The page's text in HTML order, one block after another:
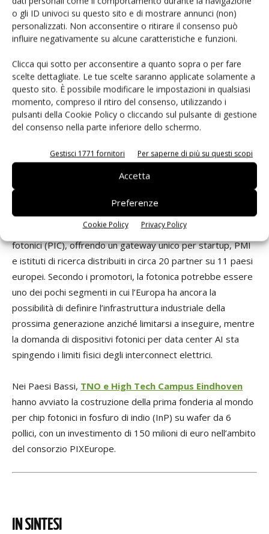
o gli ID univoci su questo sito e di mostrare annunci (non)
personalizzati. Non acconsentire o ritirare il consenso può
influire negativamente su alcune caratteristiche e funzioni.
Clicca qui sotto per acconsentire a quanto sopra o per fare
scelte dettagliate. Le tue scelte saranno applicate solamente a
questo sito. È possibile modificare le impostazioni in qualsiasi
momento, compreso il ritiro del consenso, utilizzando i
pulsanti della Cookie Policy o cliccando sul pulsante di gestione
del consenso nella parte inferiore dello schermo.
Gestisci 1771 fornitori Per saperne di più su questi scopi
Accetta
Preferenze
Cookie Policy Privacy Policy
rischi di roadmap per chi ha scommesso su graphene o
MoS₂ senza considerare l’interfaccia.
EUROPA
sovranità
, coordinata dall’istituto ICFO di
Barcellona e dotata di oltre 400 milioni di euro, punta a
collegare ricerca e produzione pilota per i circuiti integrati
fotonici (PIC), offrendo un gateway unico per startup, PMI
e istituti di ricerca distribuiti in circa 20 partner su 11 paesi
europei. Secondo i promotori, la fotonica potrebbe essere
uno dei pochi segmenti in cui l’Europa ha ancora la
possibilità di definire l’infrastruttura industriale della
prossima generazione anziché limitarsi a inseguire, mentre
la domanda di dispositivi fotonici per data center AI sta
spingendo i limiti fisici degli interconnect elettrici.
Nei Paesi Bassi, TNO e High Tech Campus Eindhoven
hanno avviato la costruzione della prima fonderia al mondo
per chip fotonici in fosfuro di indio (InP) su wafer da 6
pollici, con un investimento di 150 milioni di euro nell’ambito
del consorzio PIXEurope.
IN SINTESI